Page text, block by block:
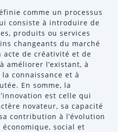
comme un processus
consiste à introduire de
produits ou services
changeants du marché
acte de créativité et de
améliorer l’existant, à
connaissance et à
En somme, la
est celle qui
novateur, sa capacité
contribution à l’évolution
social et